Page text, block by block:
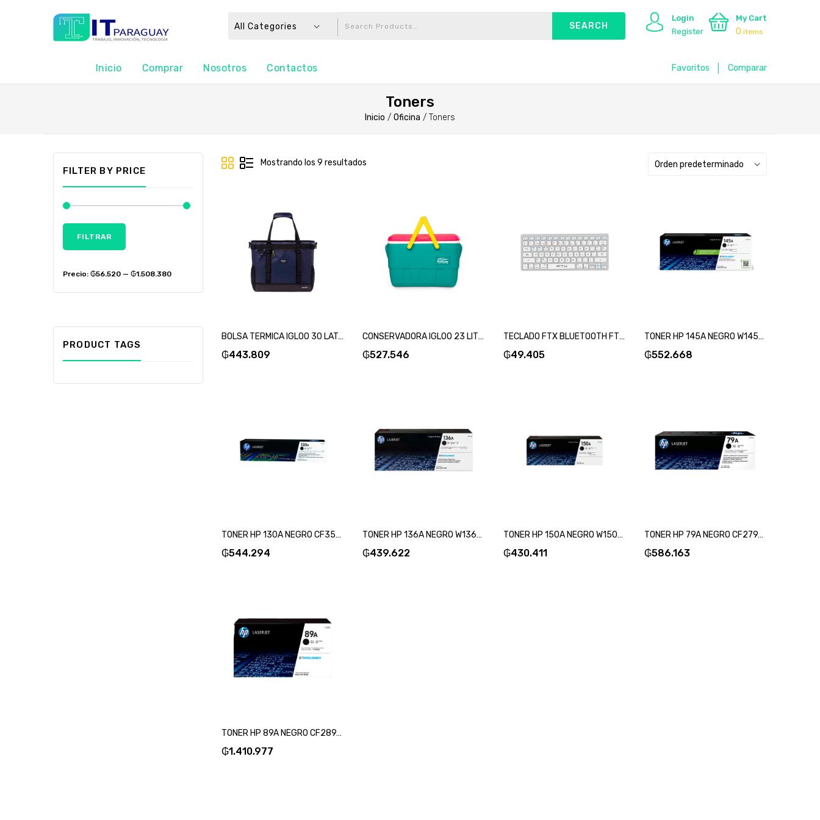
All Categories
Login
Register
My Cart
0 items
Inicio Comprar Nosotros Contactos Favoritos Comparar
Toners
Inicio / Oficina / Toners
FILTER BY PRICE
FILTRAR
Precio: ₲56.520 — ₲1.508.380
PRODUCT TAGS
Mostrando los 9 resultados Orden predeterminado
BOLSA TERMICA IGLOO 30 LATAS TOTE MAXCOLD ASCENT AZUL 60455-SKU:105200
₲443.809
CONSERVADORA IGLOO 23 LITROS PICNIC RETRO BK JADE 48537-SKU:101424
₲527.546
TECLADO FTX BLUETOOTH FTXB1000 ULTRA SLIM ESP/PLATA-SKU:99516
₲49.405
TONER HP 145A NEGRO W1450A-SKU:99479
₲552.668
TONER HP 130A NEGRO CF350A MFP M176/MFP M177-SKU:3537
₲544.294
TONER HP 136A NEGRO W1360A MFP M236-SKU:84390
₲439.622
TONER HP 150A NEGRO W1500A-SKU:113991
₲430.411
TONER HP 79A NEGRO CF279A M12/MFP M26-SKU:16476
₲586.163
TONER HP 89A NEGRO CF289A M507/MFP M528-SKU:95242
₲1.410.977